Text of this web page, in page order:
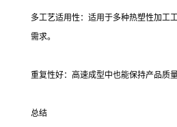
多工艺适用性：适用于多种热塑性加工
需求。
重复性好：高速成型中也能保持产品质
总结